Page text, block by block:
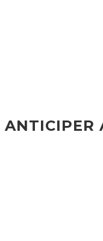
ANTICIPER